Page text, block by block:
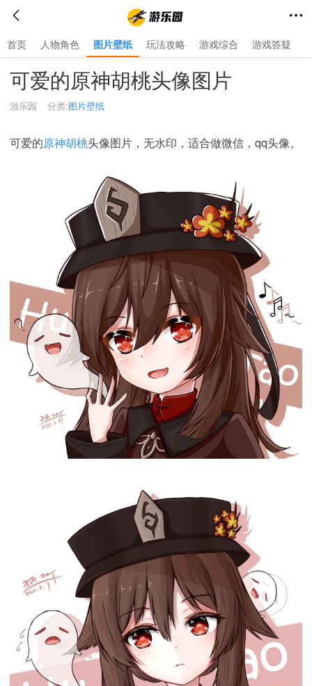
首页 人物角色 图片壁纸 玩法攻略 游戏综合 游戏答疑
首页 图片壁纸
可爱的原神胡桃头像图片
游乐园 分类:图片壁纸
可爱的原神胡桃头像图片，无水印，适合做微信，qq头像。